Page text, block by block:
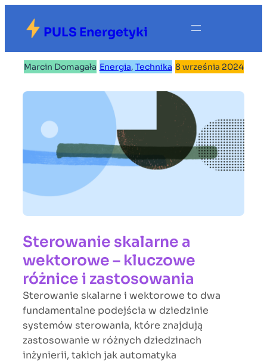
treści
PULS Energetyki
Marcin Domagała Energia, Technika 8 września 2024
Sterowanie skalarne a
wektorowe – kluczowe
różnice i zastosowania
Sterowanie skalarne i wektorowe to dwa
fundamentalne podejścia w dziedzinie
systemów sterowania, które znajdują
zastosowanie w różnych dziedzinach
inżynierii, takich jak automatyka